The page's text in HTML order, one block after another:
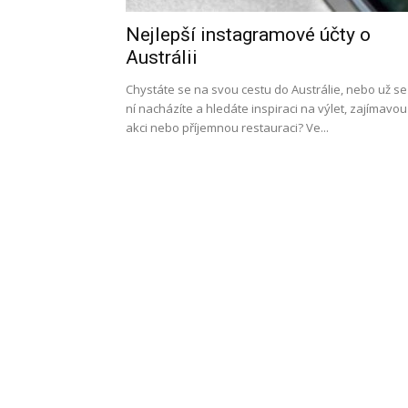
Nejlepší instagramové účty o
Austrálii
Chystáte se na svou cestu do Austrálie, nebo už
ní nacházíte a hledáte inspiraci na výlet, zajímavou
akci nebo příjemnou restauraci? Ve...